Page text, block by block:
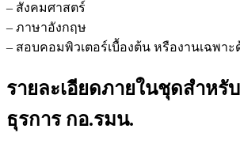
– สังคมศาสตร์
– ภาษาอังกฤษ
– สอบคอมพิวเตอร์เบื้องต้น หรืองานเฉพาะ
รายละเอียดภายในชุดสำหรั
ธุรการ กอ.รมน.